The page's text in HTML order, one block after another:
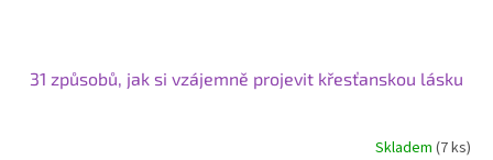
31 způsobů, jak si vzájemně projevit křesťanskou lásku
Skladem (7 ks)